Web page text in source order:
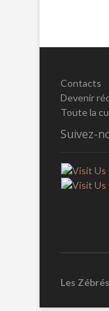
Contacts
Devenir
Toute la
Suivez-
Les